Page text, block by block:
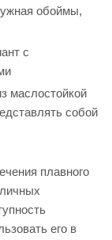
обоймы,
с
маслостойкой
собой
плавного
его в